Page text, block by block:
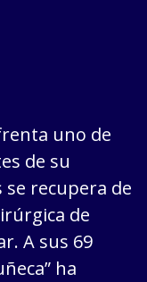
uno de
de su
recupera de
de
A sus 69
ha